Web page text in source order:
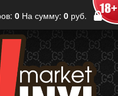
0 На сумму: 0 руб.